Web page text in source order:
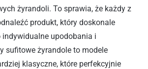
żyrandoli. To sprawia, że każdy z
produkt, który doskonale
indywidualne upodobania i
sufitowe żyrandole to modele
klasyczne, które perfekcyjnie